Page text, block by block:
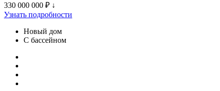
330 000 000 ₽ ↓
Узнать подробности
Новый дом
С бассейном